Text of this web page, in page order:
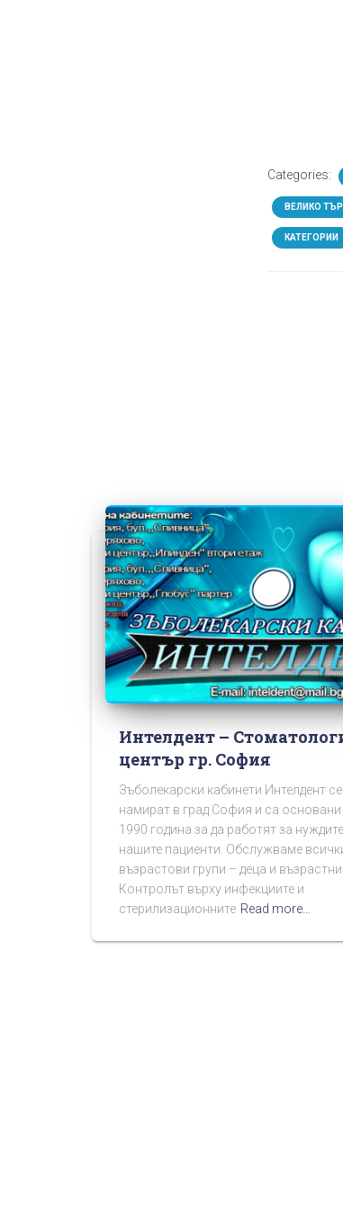
Categories:
ВЕЛИКО
КАТЕГОРИИ
Интелдент –
център гр. София
Зъболекарски кабинети Интелдент се
намират в град София и са основани
1990 година за да работят за
нашите пациенти. Обслужваме
възрастови групи – деца и възрастни.
Контролът върху инфекциите и
стерилизационните Read more…